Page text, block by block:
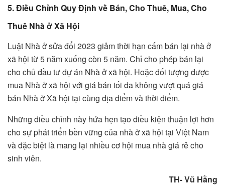
5. Điều Chỉnh Quy Định về Bán, Cho Thuê, Mua, Cho
Thuê Nhà ở Xã Hội
Luật Nhà ở sửa đổi 2023 giảm thời hạn cấm bán lại nhà ở
xã hội từ 5 năm xuống còn 5 năm. Chỉ cho phép bán lại
cho chủ đầu tư dự án Nhà ở xã hội. Hoặc đối tượng được
mua Nhà ở xã hội với giá bán tối đa không vượt quá giá
bán Nhà ở Xã hội tại cùng địa điểm và thời điểm.
Những điều chỉnh này hứa hẹn tạo điều kiện thuận lợi hơn
cho sự phát triển bền vững của nhà ở xã hội tại Việt Nam
và đặc biệt là mang lại nhiều cơ hội mua nhà giá rẻ cho
sinh viên.
TH- Vũ Hằng